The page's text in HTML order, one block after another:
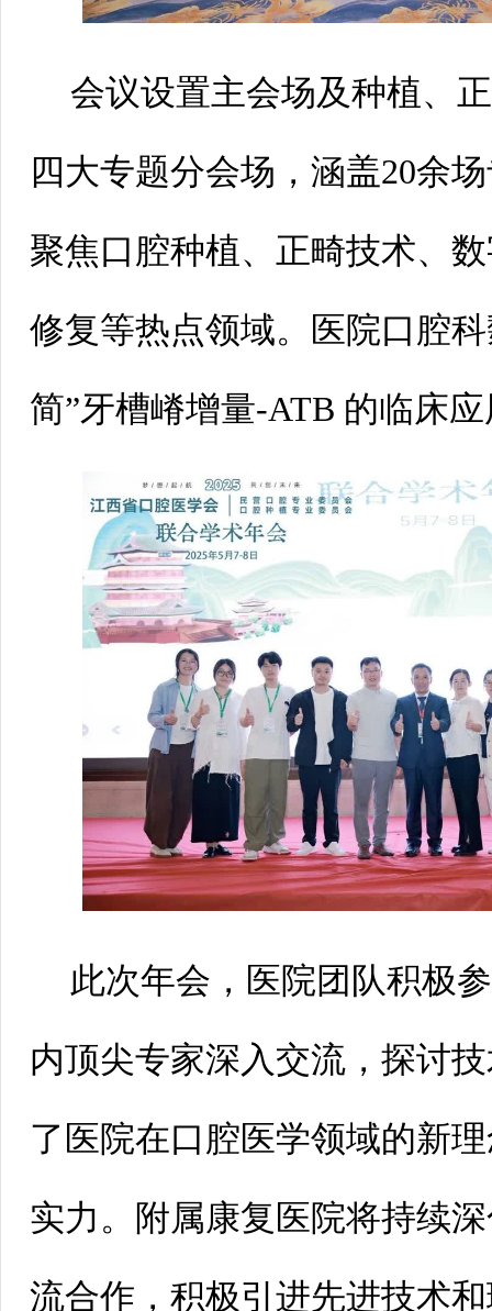
会议设置主会场及种植、
四大专题分会场，涵盖20余
聚焦口腔种植、正畸技术、
修复等热点领域。医院口腔
简”牙槽嵴增量-ATB的临床
此次年会，医院团队积极
内顶尖专家深入交流，探讨
了医院在口腔医学领域的新
实力。附属康复医院将持续
流合作，积极引进先进技术